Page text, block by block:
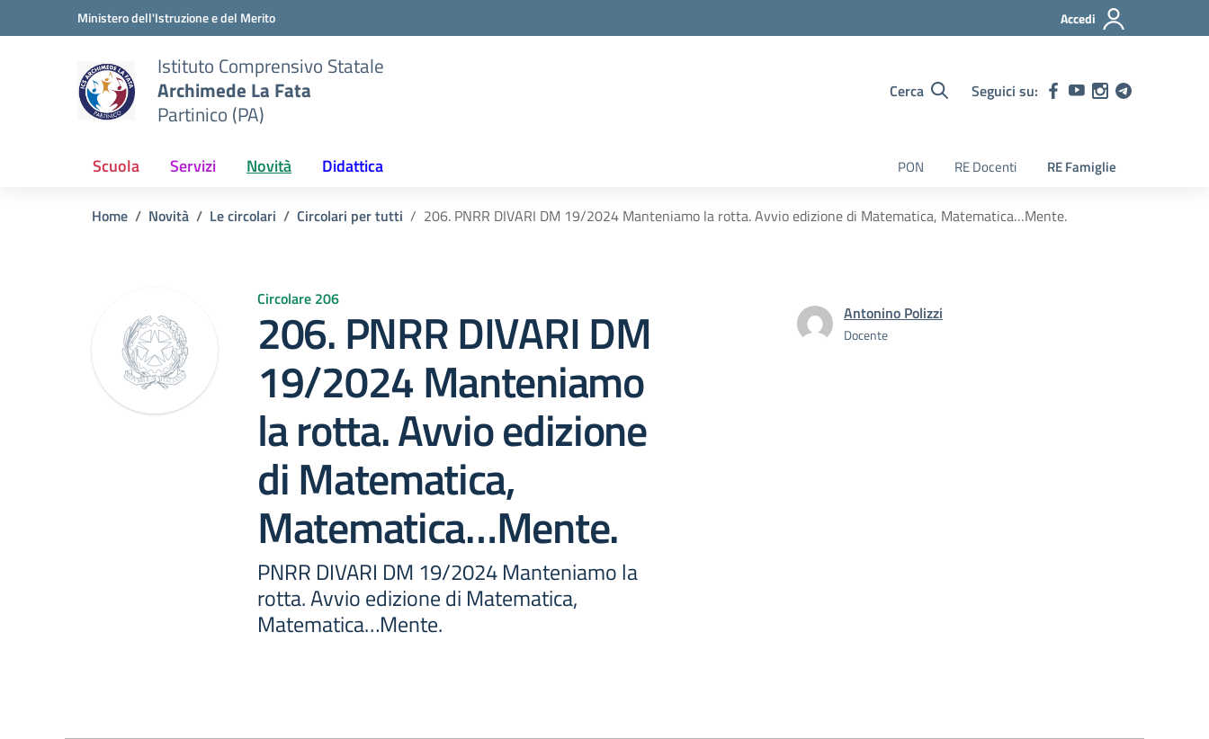
Vai ai contenuti
Vai al menu di navigazioneMinistero dell'Istruzione e del Merito Accedi
Istituto Comprensivo Statale
Archimede La Fata
Partinico (PA)
Cerca Seguici su:
Scuola Servizi Novità Didattica PON RE Docenti RE Famiglie
Home Novità Le circolari Circolari per tutti 206. PNRR DIVARI DM 19/2024 Manteniamo la rotta. Avvio edizione di Matematica, Matematica…Mente.
Circolare 206
206. PNRR DIVARI DM
19/2024 Manteniamo
la rotta. Avvio edizione
di Matematica,
Matematica…Mente.
PNRR DIVARI DM 19/2024 Manteniamo la
rotta. Avvio edizione di Matematica,
Matematica…Mente.
Antonino Polizzi
Docente